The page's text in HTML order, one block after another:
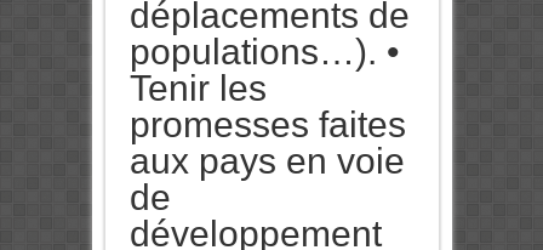
déplacements de
populations…). •
Tenir les
promesses faites
aux pays en voie
de
développement